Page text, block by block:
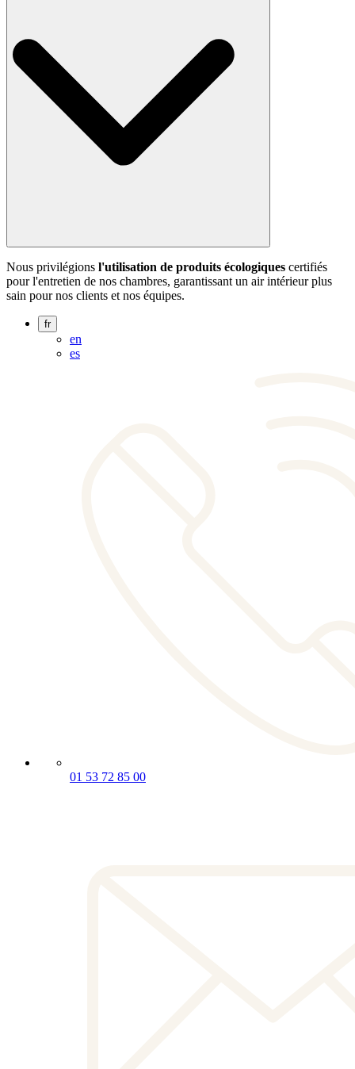
Nous privilégions l'utilisation de produits écologiques certifiés
pour l'entretien de nos chambres, garantissant un air intérieur plus
sain pour nos clients et nos équipes.
fr
en
es
01 53 72 85 00